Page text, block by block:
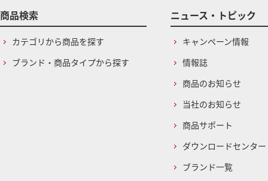
商品検索
カテゴリから商品を探す
ブランド・商品タイプから探す
ニュース・トピック
キャンペーン情報
情報誌
商品のお知らせ
当社のお知らせ
商品サポート
ダウンロードセンター
ブランド一覧